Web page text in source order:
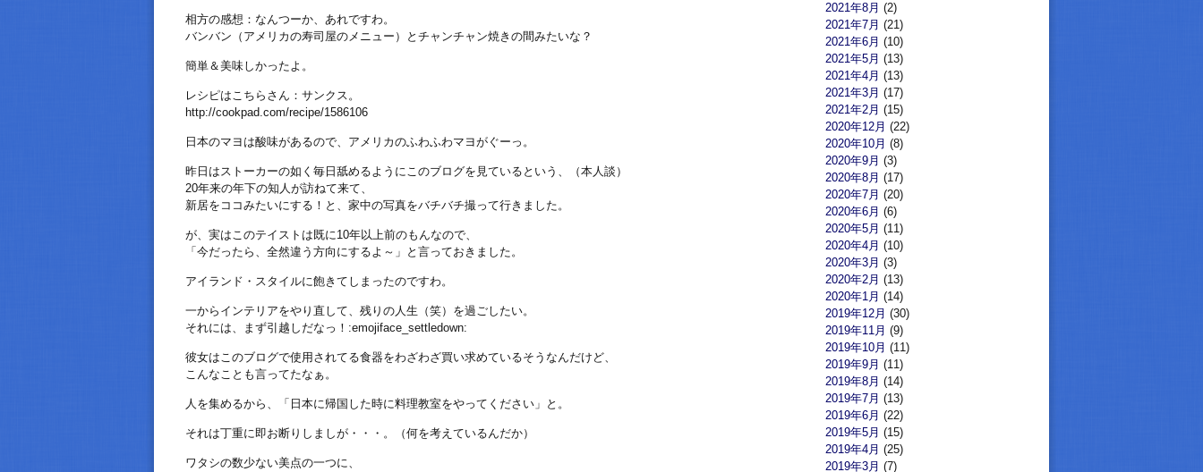
相方の感想：なんつーか、あれですわ。
バンバン（アメリカの寿司屋のメニュー）とチャンチャン焼きの間みたいな？
簡単＆美味しかったよ。
レシピはこちらさん：サンクス。
http://cookpad.com/recipe/1586106
日本のマヨは酸味があるので、アメリカのふわふわマヨがぐーっ。
昨日はストーカーの如く毎日舐めるようにこのブログを見ているという、（本人談）
20年来の年下の知人が訪ねて来て、
新居をココみたいにする！と、家中の写真をバチバチ撮って行きました。
が、実はこのテイストは既に10年以上前のもんなので、
「今だったら、全然違う方向にするよ～」と言っておきました。
アイランド・スタイルに飽きてしまったのですわ。
一からインテリアをやり直して、残りの人生（笑）を過ごしたい。
それには、まず引越しだなっ！:emojiface_settledown:
彼女はこのブログで使用されてる食器をわざわざ買い求めているそうなんだけど、
こんなことも言ってたなぁ。
人を集めるから、「日本に帰国した時に料理教室をやってください」と。
それは丁重に即お断りしましが・・・。（何を考えているんだか）
ワタシの数少ない美点の一つに、
2021年8月 (2)
2021年7月 (21)
2021年6月 (10)
2021年5月 (13)
2021年4月 (13)
2021年3月 (17)
2021年2月 (15)
2020年12月 (22)
2020年10月 (8)
2020年9月 (3)
2020年8月 (17)
2020年7月 (20)
2020年6月 (6)
2020年5月 (11)
2020年4月 (10)
2020年3月 (3)
2020年2月 (13)
2020年1月 (14)
2019年12月 (30)
2019年11月 (9)
2019年10月 (11)
2019年9月 (11)
2019年8月 (14)
2019年7月 (13)
2019年6月 (22)
2019年5月 (15)
2019年4月 (25)
2019年3月 (7)